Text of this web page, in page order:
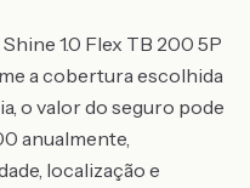
1.0 Flex TB 200 5P
a cobertura escolhida
o valor do seguro pode
anualmente,
localização e